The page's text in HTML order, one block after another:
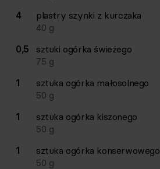
4
plastry szynki z kurczaka
40 g
0,5
sztuki ogórka świeżego
75 g
1
sztuka ogórka małosolnego
50 g
1
sztuka ogórka kiszonego
50 g
1
sztuka ogórka konserwowego
50 g